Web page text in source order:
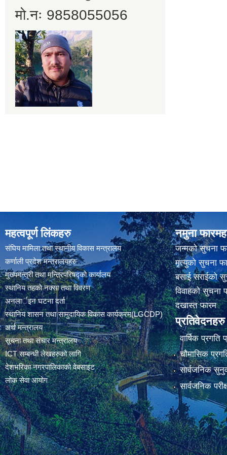
मो.नः 9858055056
महत्वपूर्ण लिंकहरु
संघिय मामिला तथा स्थानीय विकास मन्त्रालय
कर्णाली प्रदेश मन्त्रालयहरु
मुख्यमन्त्री तथा मन्त्रिपरिषद्को कार्यालय
स्थानिय तहकाे नक्सा तथा विवरण
अनलार्इन घटना दर्ता
स्थानिय शासन तथा सामुदायिक विकास कार्यक्रम(LGCDP)
अर्थ मन्त्रालय
सूचना तथा संचार मन्त्रालय
ICT सम्बन्धी लेखहरुको लागि
देशभरिका नगरपालिकाको वेबसाइट
लोक सेवा आयोग
नमुना
जन्मको सुचना
मृत्युको सुचना
बसाई सराईको
विवाहको सुचना
दखास्त फारम
प्रतिवेदनहरु
वार्षिक प्रगति
चौमासिक
सार्वजनिक
सार्वजनिक